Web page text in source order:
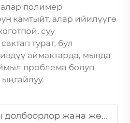
полимер
камтыйт, алар ийилүүгө
суу
турат, бул
аймактарда, мында
проблема болуп
жана жөндөө үчүн сууга каршы эритинди кантип тандоо керек?